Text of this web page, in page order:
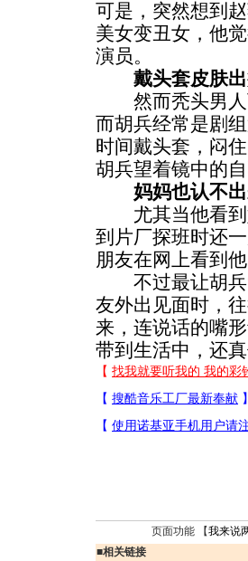
可是，突然想到
美女变丑女，他
演员。
戴头套皮肤
然而秃头男人
而胡兵经常是剧
时间戴头套，闷
胡兵望着镜中的
妈妈也认不
尤其当他看到
到片厂探班时还
朋友在网上看到
不过最让胡兵
友外出见面时，
来，连说话的嘴
带到生活中，还
页面功能 【我来说
■相关链接